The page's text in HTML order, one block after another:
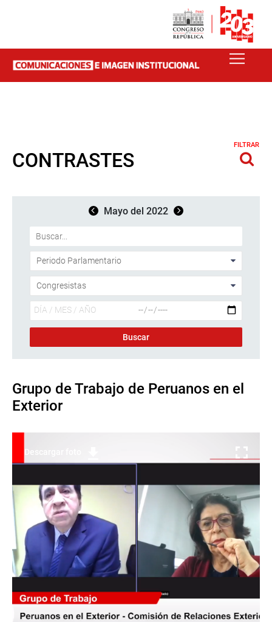
CONTRASTES
FILTRAR
Mayo del 2022
Grupo de Trabajo de Peruanos en el
Exterior
Descargar foto